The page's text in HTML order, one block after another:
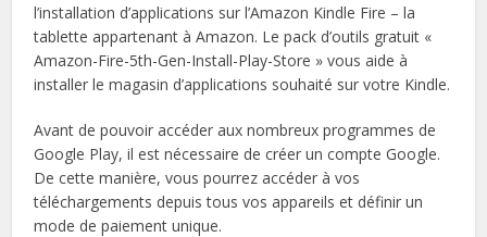
l’installation d’applications sur l’Amazon Kindle Fire – la
tablette appartenant à Amazon. Le pack d’outils gratuit «
Amazon-Fire-5th-Gen-Install-Play-Store » vous aide à
installer le magasin d’applications souhaité sur votre Kindle.
Avant de pouvoir accéder aux nombreux programmes de
Google Play, il est nécessaire de créer un compte Google.
De cette manière, vous pourrez accéder à vos
téléchargements depuis tous vos appareils et définir un
mode de paiement unique.